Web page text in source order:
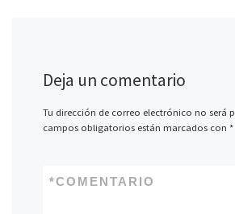
Deja un comentario
Tu dirección de correo electrónico no será
campos obligatorios están marcados con *
COMENTARIO
*